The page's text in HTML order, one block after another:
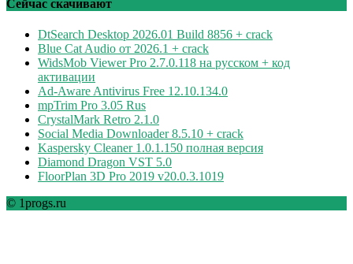
Сейчас скачивают
DtSearch Desktop 2026.01 Build 8856 + crack
Blue Cat Audio от 2026.1 + crack
WidsMob Viewer Pro 2.7.0.118 на русском + код
активации
Ad-Aware Antivirus Free 12.10.134.0
mpTrim Pro 3.05 Rus
CrystalMark Retro 2.1.0
Social Media Downloader 8.5.10 + crack
Kaspersky Cleaner 1.0.1.150 полная версия
Diamond Dragon VST 5.0
FloorPlan 3D Pro 2019 v20.0.3.1019
© 1progs.ru